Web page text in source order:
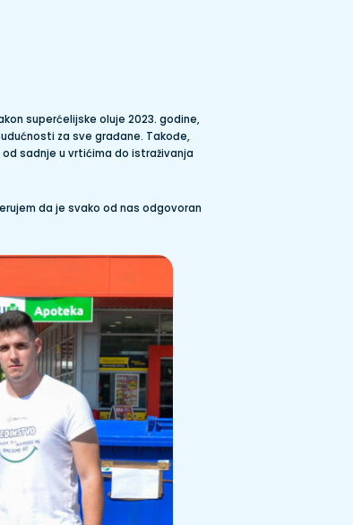
superćelijske oluje 2023. godine,
za sve građane. Takođe,
sadnje u vrtićima do istraživanja
da je svako od nas odgovoran